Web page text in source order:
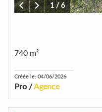
1/6
740 m²
Créée le: 04/06/2026
Pro /Agence